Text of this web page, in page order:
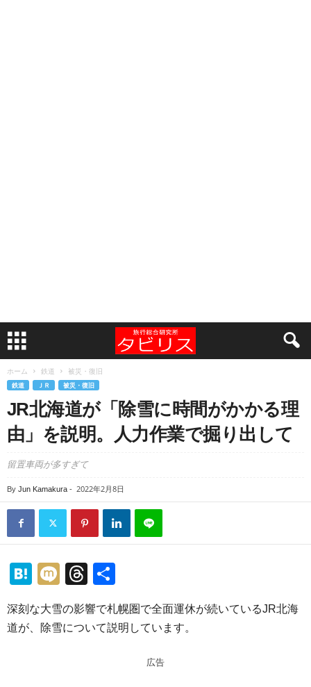
ホーム 鉄道 被災・復旧
鉄道 ＪＲ 被災・復旧
JR北海道が「除雪に時間がかかる理
由」を説明。人力作業で掘り出して
留置車両が多すぎて
By Jun Kamakura - 2022年2月8日
H
e
n
M
T
e
a
深刻な大雪の影響で札幌圏で全面運休が続いているJR北海
道が、除雪について説明しています。
広告